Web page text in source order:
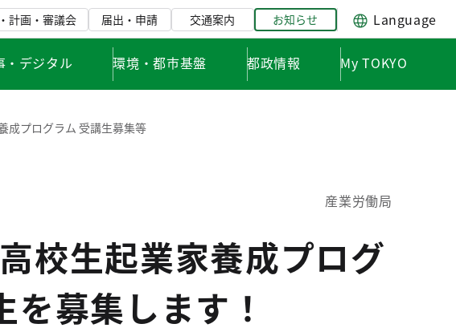
計画・審議会 届出・申請 交通案内 お知らせ Language
・デジタル 環境・都市基盤 都政情報 My TOKYO
成プログラム 受講生募集等
産業労働局
校生起業家養成プログ
募集します！